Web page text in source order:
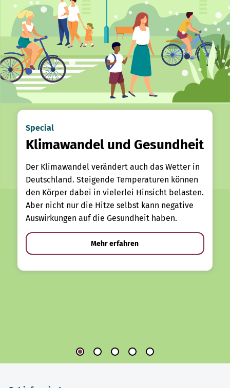
Special
Klimawandel und Gesundheit
Der Klimawandel verändert auch das Wetter in
Deutschland. Steigende Temperaturen können
den Körper dabei in vielerlei Hinsicht belasten.
Aber nicht nur die Hitze selbst kann negative
Auswirkungen auf die Gesundheit haben.
Mehr erfahren